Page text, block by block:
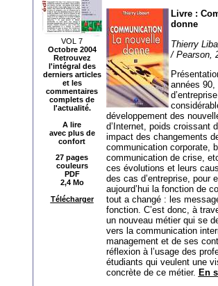
VOL 7
Octobre 2004
Retrouvez
l'intégral des
derniers articles
et les
commentaires
complets de
l'actualité.
A lire
avec plus de
confort
27 pages
couleurs
PDF
2,4 Mo
Télécharger
Livre :
donne
Thierry
/ Pearson,
années
développement des
d’Internet, poids croissant
impact des changements
communication corporate,
communication de crise,
ces évolutions et leurs
des cas d’entreprise, pour
aujourd’hui la fonction de
tout a changé : les
fonction. C’est donc, à
un nouveau métier qui se
vers la communication
management et de ses
réflexion à l’usage des
étudiants qui veulent une
concrète de ce métier. En